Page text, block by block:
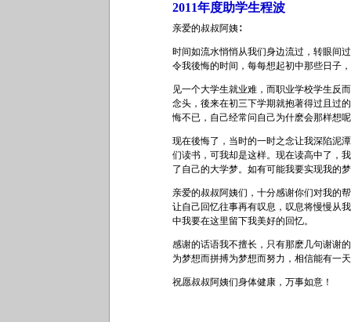
2011年度助学生程波
亲爱的叔叔阿姨∶
时间如流水悄悄从我们身边流过，转眼间
令我後悔的时间，每每想起初中那些日子
见一个大学生就业难，而职业学校学生反
念头，後来在初三下学期就抱著得过且过
悔不已，自己经常问自己为什麽会那样想
现在後悔了，当时的一时之念让我深陷泥
们读书，可我却是这样。现在读高中了，
了自己的大学梦。如有可能我要实现我的
亲爱的叔叔阿姨们，十分感谢你们对我的
让自己回忆往事再有叹息，叹息将慢慢从
中我要在这里留下我美好的回忆。
感谢的话语我不擅长，只有那麽几句谢谢
为梦想而拼搏为梦想而努力，相信能有一
祝愿叔叔阿姨们身体健康，万事如意！